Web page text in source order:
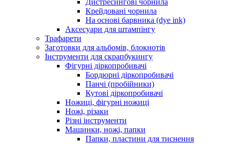
Крейдовані чорнила
На основі барвника (dye ink)
Аксесуари для штампінгу
Трафарети
Заготовки для альбомів, блокнотів
Інструменти для скрапбукингу
Фігурні діркопробивачі
Бордюрні діркопробивачі
Панчі (пробійники)
Кутові діркопробивачі
Ножиці, фігурні ножиці
Ножі, різаки
Різні інструменти
Машинки, ножі, папки
Папки, пластини для тиснення